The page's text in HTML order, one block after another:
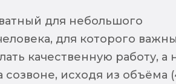
для небольшого
для которого важны
качественную работу, а
исходя из объёма